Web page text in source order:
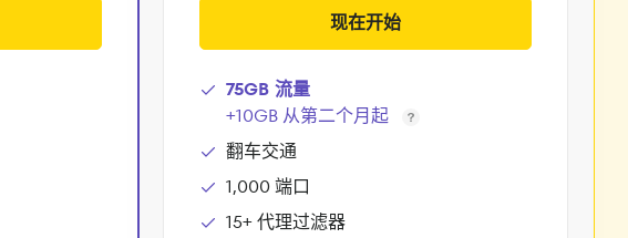
现在开始
75GB 流量
+10GB 从第二个月起
翻车交通
1,000 端口
15+ 代理过滤器